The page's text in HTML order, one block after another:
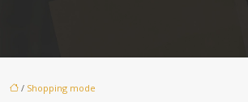
/ Shopping mode